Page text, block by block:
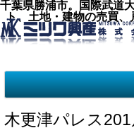
千葉県勝浦市。国際武道
ト、土地・建物の売買、
木更津パレス